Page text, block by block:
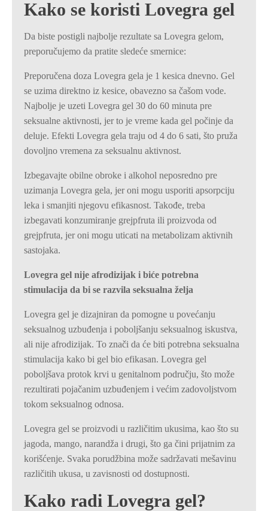
Kako se koristi Lovegra gel
Da biste postigli najbolje rezultate sa Lovegra gelom,
preporučujemo da pratite sledeće smernice:
Preporučena doza Lovegra gela je 1 kesica dnevno. Gel
se uzima direktno iz kesice, obavezno sa čašom vode.
Najbolje je uzeti Lovegra gel 30 do 60 minuta pre
seksualne aktivnosti, jer to je vreme kada gel počinje da
deluje. Efekti Lovegra gela traju od 4 do 6 sati, što pruža
dovoljno vremena za seksualnu aktivnost.
Izbegavajte obilne obroke i alkohol neposredno pre
uzimanja Lovegra gela, jer oni mogu usporiti apsorpciju
leka i smanjiti njegovu efikasnost. Takođe, treba
izbegavati konzumiranje grejpfruta ili proizvoda od
grejpfruta, jer oni mogu uticati na metabolizam aktivnih
sastojaka.
Lovegra gel nije afrodizijak i biće potrebna
stimulacija da bi se razvila seksualna želja
Lovegra gel je dizajniran da pomogne u povećanju
seksualnog uzbuđenja i poboljšanju seksualnog iskustva,
ali nije afrodizijak. To znači da će biti potrebna seksualna
stimulacija kako bi gel bio efikasan. Lovegra gel
poboljšava protok krvi u genitalnom području, što može
rezultirati pojačanim uzbuđenjem i većim zadovoljstvom
tokom seksualnog odnosa.
Lovegra gel se proizvodi u različitim ukusima, kao što su
jagoda, mango, narandža i drugi, što ga čini prijatnim za
korišćenje. Svaka porudžbina može sadržavati mešavinu
različitih ukusa, u zavisnosti od dostupnosti.
Kako radi Lovegra gel?